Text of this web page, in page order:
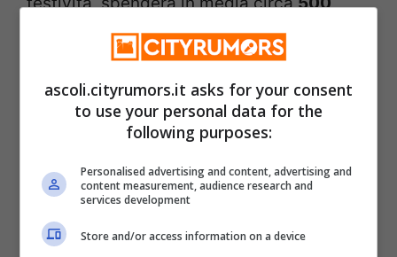
Questo costo può essere
ulteriormente aumentato se si utilizzano
luci di grandi dimensioni o di alta potenza.
di medicina ambientale, in Italia le luci
natalizie
20000 tonnellate di CO2
ascoli.cityrumors.it asks for your consent
to use your personal data for the
following purposes:
Personalised advertising and content, advertising and
content measurement, audience research and
services development
Store and/or access information on a device